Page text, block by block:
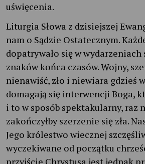
uświęcenia.
Liturgia Słowa z dzisiejszej
nam o Sądzie Ostatecznym.
dopatrywało się w wydarzeniach
znaków końca czasów. Wojny,
nienawiść, zło i niewiara gdzieś
domagają się interwencji Boga,
i to w sposób spektakularny, raz
zakończyłby szerzenie się zła.
Jego królestwo wiecznej
wyczekiwane od początku
przyjście Chrystusa jest jednak